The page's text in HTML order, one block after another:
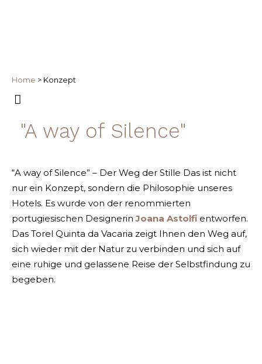
Home > Konzept
"A way of Silence"
“A way of Silence” – Der Weg der Stille Das ist nicht
nur ein Konzept, sondern die Philosophie unseres
Hotels. Es wurde von der renommierten
portugiesischen DesignerinJoana Astolfi entworfen.
Das Torel Quinta da Vacaria zeigt Ihnen den Weg auf,
sich wieder mit der Natur zu verbinden und sich auf
eine ruhige und gelassene Reise der Selbstfindung zu
begeben.